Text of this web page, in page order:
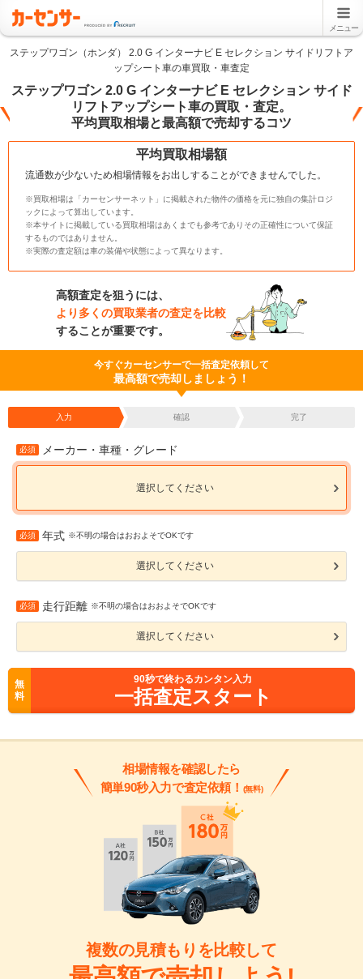
メニュー
ステップワゴン（ホンダ） 2.0 G インターナビ E セレクション サイドリフトア
ップシート車の車買取・車査定
ステップワゴン 2.0 G インターナビ E セレクション サイド
リフトアップシート車の買取・査定。
平均買取相場と最高額で売却するコツ
平均買取相場額
流通数が少ないため相場情報をお出しすることができませんでした。
※買取相場は「カーセンサーネット」に掲載された物件の価格を元に独自の集計ロジ
ックによって算出しています。
※本サイトに掲載している買取相場はあくまでも参考でありその正確性について保証
するものではありません。
※実際の査定額は車の装備や状態によって異なります。
高額査定を狙うには、
より多くの買取業者の査定を比較
することが重要です。
今すぐカーセンサーで一括査定依頼して
最高額で売却しましょう！
入力 確認 完了
必須 メーカー・車種・グレード
選択してください
必須 年式 ※不明の場合はおおよそでOKです
選択してください
必須 走行距離 ※不明の場合はおおよそでOKです
選択してください
無
料
90秒で終わるカンタン入力
一括査定スタート
相場情報を確認したら
簡単90秒入力で査定依頼！ (無料)
複数の見積もりを比較して